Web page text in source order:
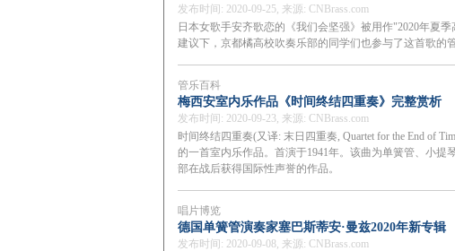
发布时间: 2020-09-25, 来源: CNBrass.com
日本女歌手安齐歌恋的《我们会坚强》被用作"2020年夏
建议下，京都橘高校吹奏乐部的同学们也参与了这首歌的
管乐百科
梅西安室内乐作品《时间终结四重奏》完整赏析
发布时间: 2020-09-23, 来源: CNBrass.com
时间终结四重奏(又译: 末日四重奏, Quartet for the End of
的一首室内乐作品。首演于1941年。该曲为单簧管、小
部在战后获得国际性声誉的作品。
唱片博览
德国单簧管演奏家塞巴斯蒂安·曼兹2020年新专辑
发布时间: 2020-09-08, 来源: CNBrass.com